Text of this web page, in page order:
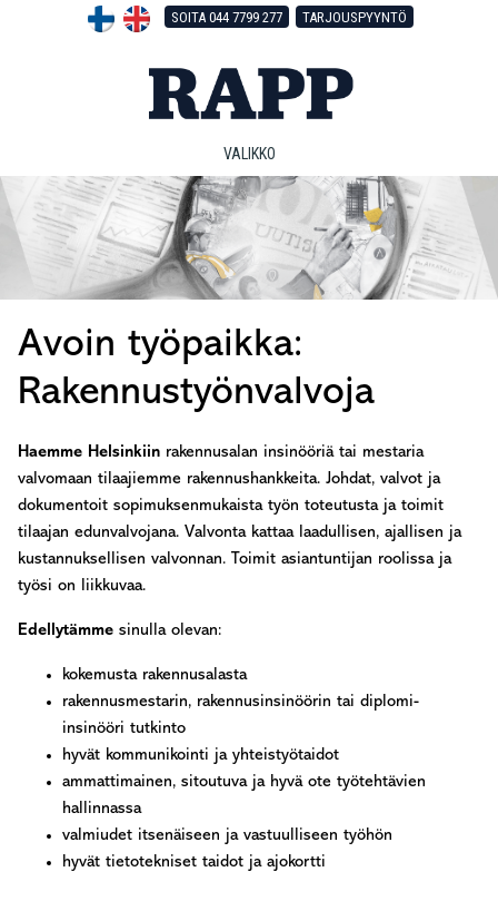
SOITA 044 7799 277 TARJOUSPYYNTÖ
VALIKKO
Avoin työpaikka:
Rakennustyönvalvoja
Haemme Helsinkiin rakennusalan insinööriä tai mestaria
valvomaan tilaajiemme rakennushankkeita. Johdat, valvot ja
dokumentoit sopimuksenmukaista työn toteutusta ja toimit
tilaajan edunvalvojana. Valvonta kattaa laadullisen, ajallisen ja
kustannuksellisen valvonnan. Toimit asiantuntijan roolissa ja
työsi on liikkuvaa.
Edellytämme sinulla olevan:
kokemusta rakennusalasta
rakennusmestarin, rakennusinsinöörin tai diplomi-
insinööri tutkinto
hyvät kommunikointi ja yhteistyötaidot
ammattimainen, sitoutuva ja hyvä ote työtehtävien
hallinnassa
valmiudet itsenäiseen ja vastuulliseen työhön
hyvät tietotekniset taidot ja ajokortti